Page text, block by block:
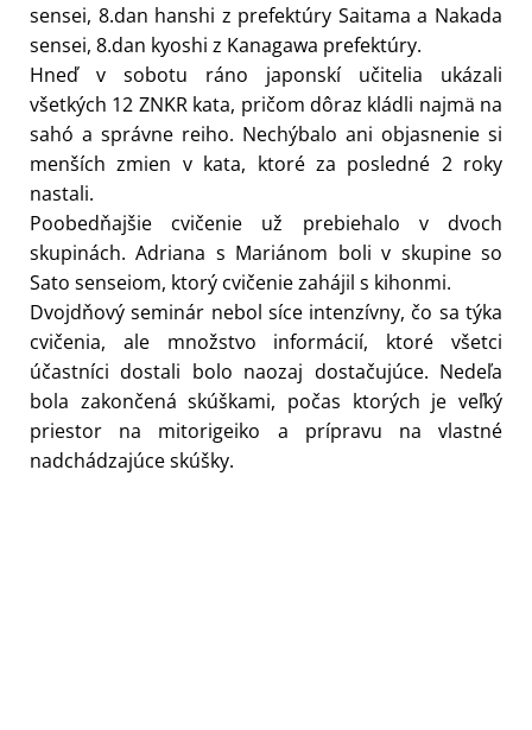
sensei, 8.dan hanshi z prefektúry Saitama a Nakada
sensei, 8.dan kyoshi z Kanagawa prefektúry.
Hneď v sobotu ráno japonskí učitelia ukázali
všetkých 12 ZNKR kata, pričom dôraz kládli najmä na
sahó a správne reiho. Nechýbalo ani objasnenie si
menších zmien v kata, ktoré za posledné 2 roky
nastali.
Poobedňajšie cvičenie už prebiehalo v dvoch
skupinách. Adriana s Mariánom boli v skupine so
Sato senseiom, ktorý cvičenie zahájil s kihonmi.
Dvojdňový seminár nebol síce intenzívny, čo sa týka
cvičenia, ale množstvo informácií, ktoré všetci
účastníci dostali bolo naozaj dostačujúce. Nedeľa
bola zakončená skúškami, počas ktorých je veľký
priestor na mitorigeiko a prípravu na vlastné
nadchádzajúce skúšky.